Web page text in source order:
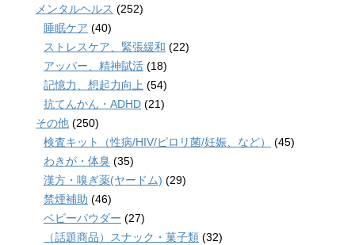
メンタルヘルス (252)
睡眠ケア (40)
ストレスケア、緊張緩和 (22)
アッパー、精神賦活 (18)
記憶力、想起力向上 (54)
抗てんかん・ADHD (21)
その他 (250)
検査キット（性病/HIV/ピロリ菌/妊娠、など）
(45)
わきが・体臭 (35)
漢方・嗅ぎ薬(ヤードム) (29)
禁煙補助 (46)
ベビーパウダー (27)
（話題商品）スナック・菓子類 (32)